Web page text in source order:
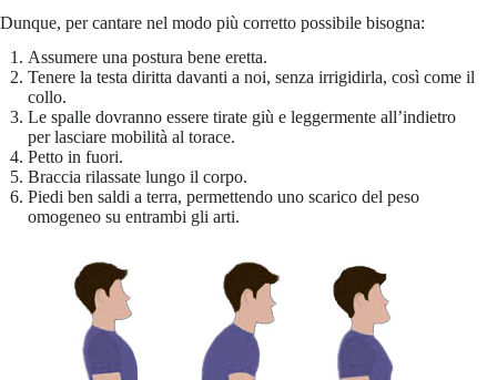
Dunque, per cantare nel modo più corretto possibile bisogna:
Assumere una postura bene eretta.
Tenere la testa diritta davanti a noi, senza irrigidirla, così come il
collo.
Le spalle dovranno essere tirate giù e leggermente all’indietro
per lasciare mobilità al torace.
Petto in fuori.
Braccia rilassate lungo il corpo.
Piedi ben saldi a terra, permettendo uno scarico del peso
omogeneo su entrambi gli arti.